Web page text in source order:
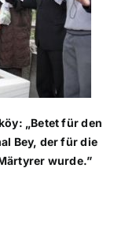
„Betet für den
Bey, der für die
wurde.”